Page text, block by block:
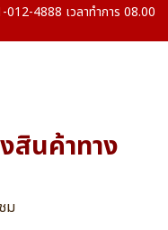
4888 เวลาทำการ 08.00
สินค้าทาง
ม